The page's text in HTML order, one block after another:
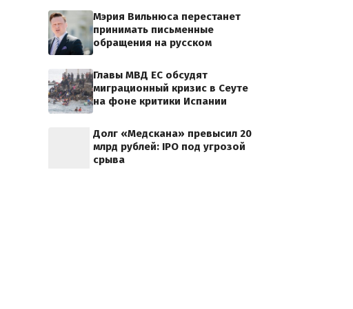
Мэрия Вильнюса перестанет
принимать письменные
обращения на русском
Главы МВД ЕС обсудят
миграционный кризис в Сеуте
на фоне критики Испании
Долг «Медскана» превысил 20
млрд рублей: IPO под угрозой
срыва